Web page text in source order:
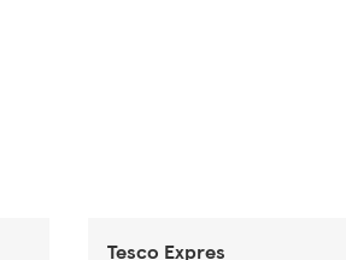
Tesco Expres